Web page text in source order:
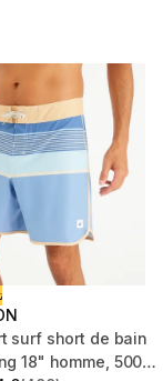
surf short de bain
18" homme, 500